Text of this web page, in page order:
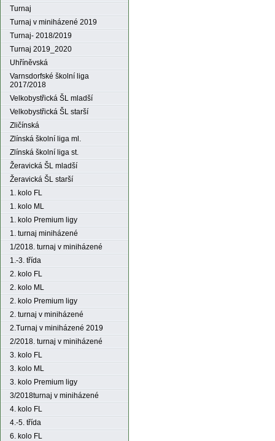
Turnaj
Turnaj v miniházené 2019
Turnaj- 2018/2019
Turnaj 2019_2020
Uhříněvská
Varnsdorfské školní liga
2017/2018
Velkobystřická ŠL mladší
Velkobystřická ŠL starší
Zličínská
Zlínská školní liga ml.
Zlínská školní liga st.
Žeravická ŠL mladší
Žeravická ŠL starší
1. kolo FL
1. kolo ML
1. kolo Premium ligy
1. turnaj miniházené
1/2018. turnaj v miniházené
1.-3. třída
2. kolo FL
2. kolo ML
2. kolo Premium ligy
2. turnaj v miniházené
2.Turnaj v miniházené 2019
2/2018. turnaj v miniházené
3. kolo FL
3. kolo ML
3. kolo Premium ligy
3/2018turnaj v miniházené
4. kolo FL
4.-5. třída
6. kolo FL